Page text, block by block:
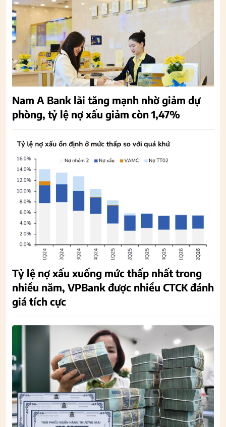
Nam A Bank lãi tăng mạnh nhờ giảm dự
phòng, tỷ lệ nợ xấu giảm còn 1,47%
Tỷ lệ nợ xấu xuống mức thấp nhất trong
nhiều năm, VPBank được nhiều CTCK đánh
giá tích cực